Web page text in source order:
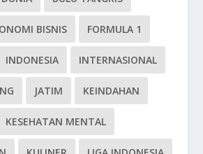
BISNIS FORMULA 1
INDONESIA INTERNASIONAL
JATIM KEINDAHAN
KESEHATAN MENTAL